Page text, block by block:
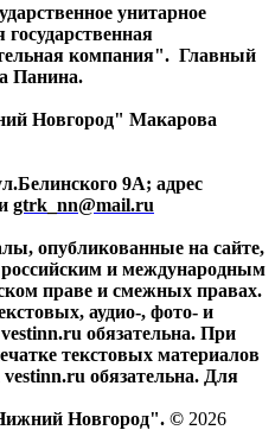
унитарное
компания". Главный
Панина.
Новгород" Макарова
9А; адрес
gtrk_nn@mail.ru
опубликованные на сайте,
и международным
праве и смежных правах.
аудио-, фото- и
обязательна. При
текстовых материалов
обязательна. Для
Новгород". © 2026